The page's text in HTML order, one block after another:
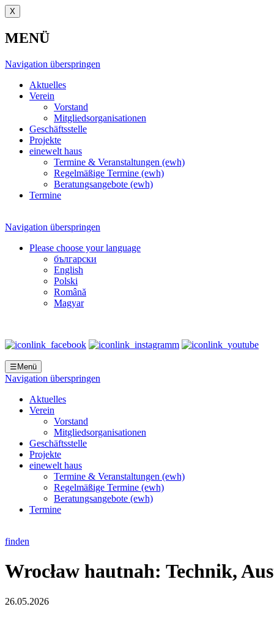
X
MENÜ
Navigation überspringen
Aktuelles
Verein
Vorstand
Mitgliedsorganisationen
Geschäftsstelle
Projekte
einewelt haus
Termine & Veranstaltungen (ewh)
Regelmäßige Termine (ewh)
Beratungsangebote (ewh)
Termine
Navigation überspringen
Please choose your language
български
English
Polski
Română
Magyar
☰ Menü
Navigation überspringen
Aktuelles
Verein
Vorstand
Mitgliedsorganisationen
Geschäftsstelle
Projekte
einewelt haus
Termine & Veranstaltungen (ewh)
Regelmäßige Termine (ewh)
Beratungsangebote (ewh)
Termine
finden
Wrocław hautnah: Technik,
26.05.2026